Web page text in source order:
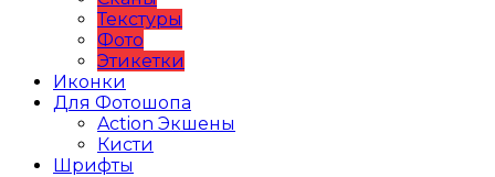
Текстуры
Фото
Этикетки
Иконки
Для Фотошопа
Action Экшены
Кисти
Шрифты